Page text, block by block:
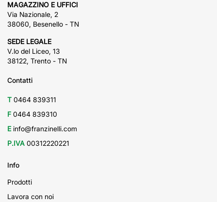
MAGAZZINO E UFFICI
Via Nazionale, 2
38060, Besenello - TN
SEDE LEGALE
V.lo del Liceo, 13
38122, Trento - TN
Contatti
T 0464 839311
F 0464 839310
E info@franzinelli.com
P.IVA 00312220221
Info
Prodotti
Lavora con noi